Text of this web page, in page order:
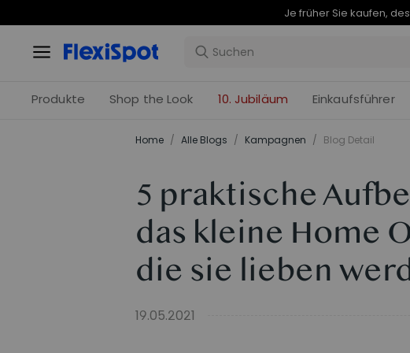
Produkte Shop the Look 10. Jubiläum Einkaufsführer
Home / Alle Blogs / Kampagnen / Blog Detail
5 praktische
das kleine Home
die sie lieben
19.05.2021